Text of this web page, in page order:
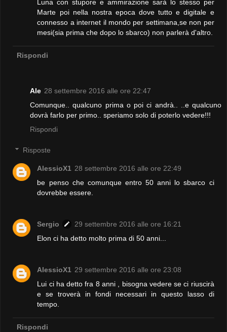
Luna con stupore e ammirazione sarà lo stesso per
Marte poi nella nostra epoca dove tutto e digitale e
connesso a internet il mondo per settimana,se non per
mesi(sia prima che dopo lo sbarco) non parlerà d'altro.
Rispondi
Ale 28 settembre 2016 alle ore 22:47
Comunque.. qualcuno prima o poi ci andrà.. ..e qualcuno
dovrà farlo per primo.. speriamo solo di poterlo vedere!!!
Rispondi
Risposte
AlessioX1 28 settembre 2016 alle ore 22:49
be penso che comunque entro 50 anni lo sbarco ci
dovrebbe essere.
Sergio
29 settembre 2016 alle ore 16:21
Elon ci ha detto molto prima di 50 anni...
AlessioX1 29 settembre 2016 alle ore 23:08
Lui ci ha detto fra 8 anni , bisogna vedere se ci riuscirà
e se troverà in fondi necessari in questo lasso di
tempo.
Rispondi